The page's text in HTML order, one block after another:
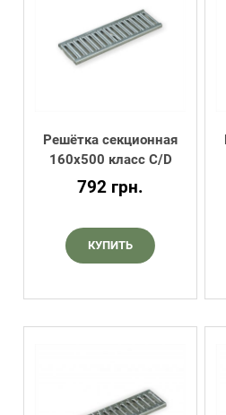
Решётка секционная
160х500 класс C/D
792 грн.
КУПИТЬ